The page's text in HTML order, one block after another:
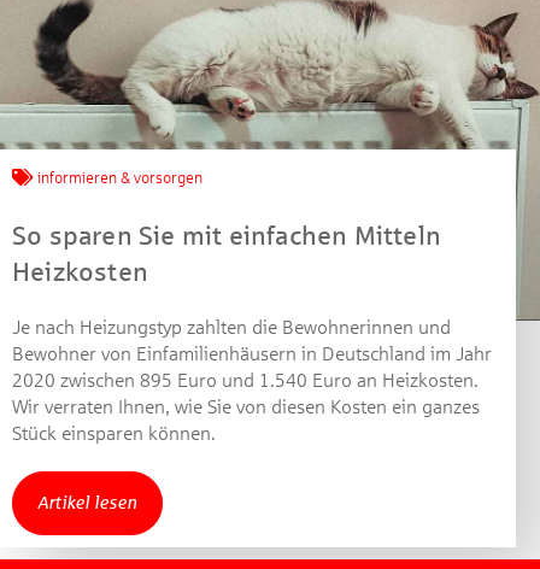
informieren & vorsorgen
So sparen Sie mit einfachen Mitteln
Heizkosten
Je nach Heizungstyp zahlten die Bewohnerinnen und
Bewohner von Einfamilienhäusern in Deutschland im Jahr
2020 zwischen 895 Euro und 1.540 Euro an Heizkosten.
Wir verraten Ihnen, wie Sie von diesen Kosten ein ganzes
Stück einsparen können.
Artikel lesen
Jetzt mitmachen und
gewinnen!
Dezember 2021 verlosen wir 10 Gutscheine des
Treffpunkt Gold der Kreissparkasse Göppingen im Wert
Beantworten Sie einfach folgende Frage:
Welches Jubiläum feiert die Kreissparkasse
Göppingen in diesem Jahr?